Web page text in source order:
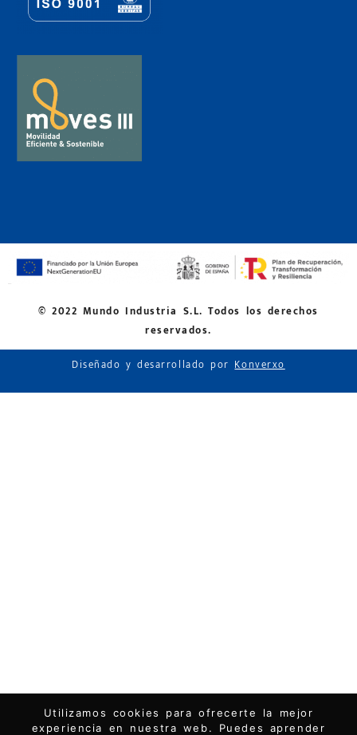
© 2022 Mundo Industria S.L. Todos los derechos
reservados.
Diseñado y desarrollado porKonverxo
Utilizamos cookies para ofrecerte la mejor
experiencia en nuestra web. Puedes aprender